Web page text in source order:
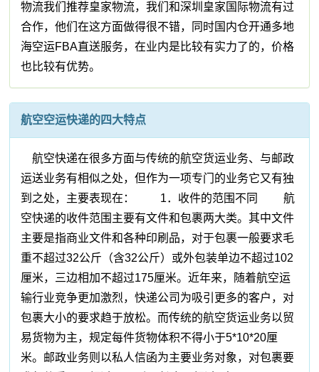
物流我们推荐皇家物流，我们和深圳皇家国际物流有过
合作，他们在这方面做得很不错，同时国内仓开通多地
海空运FBA直送服务，在业内是比较有实力了的，价格
也比较有优势。
航空空运快递的四大特点
航空快递在很多方面与传统的航空货运业务、与邮政
运送业务有相似之处，但作为一项专门的业务它又有独
到之处，主要表现在： 1．收件的范围不同 航
空快递的收件范围主要有文件和包裹两大类。其中文件
主要是指商业文件和各种印刷品，对于包裹一般要求毛
重不超过32公斤（含32公斤）或外包装单边不超过102
厘米，三边相加不超过175厘米。近年来，随着航空运
输行业竞争更加激烈，快递公司为吸引更多的客户，对
包裹大小的要求趋于放松。而传统的航空货运业务以贸
易货物为主，规定每件货物体积不得小于5*10*20厘
米。邮政业务则以私人信函为主要业务对象，对包裹要